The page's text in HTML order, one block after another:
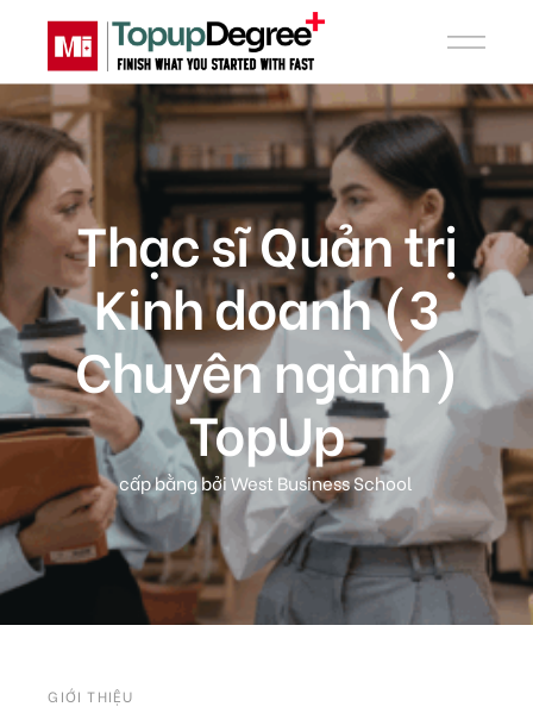
Thạc sĩ Quản trị
Kinh doanh (3
Chuyên ngành)
TopUp
cấp bằng bởi West Business School
GIỚI THIỆU